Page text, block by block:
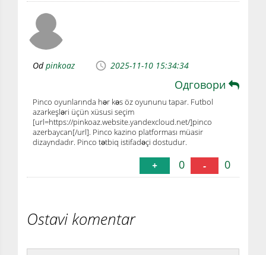
Odpinkoaz 2025-11-10 15:34:34
Одговори
Pinco oyunlarında hər kəs öz oyununu tapar. Futbol
azarkeşləri üçün xüsusi seçim
[url=https://pinkoaz.website.yandexcloud.net/]pinco
azerbaycan[/url]. Pinco kazino platforması müasir
dizayndadır. Pinco tətbiq istifadəçi dostudur.
+ 0 - 0
Ostavi komentar